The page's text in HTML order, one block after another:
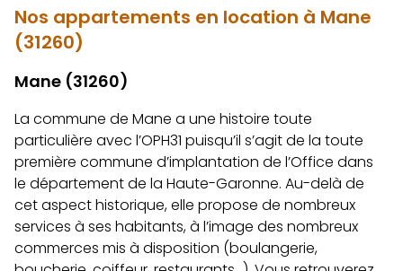
Nos appartements en location à Mane
(31260)
Mane (31260)
La commune de Mane a une histoire toute
particulière avec l’OPH31 puisqu’il s’agit de la toute
première commune d’implantation de l’Office dans
le département de la Haute-Garonne. Au-delà de
cet aspect historique, elle propose de nombreux
services à ses habitants, à l’image des nombreux
commerces mis à disposition (boulangerie,